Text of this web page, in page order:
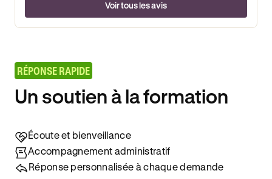
Voir tous les avis
RÉPONSE RAPIDE
Un soutien à la formation
Écoute et bienveillance
Accompagnement administratif
Réponse personnalisée à chaque demande